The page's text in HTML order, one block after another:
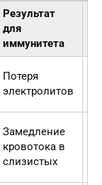
Результат
для
иммунитета
Потеря
электролитов
Замедление
кровотока в
слизистых